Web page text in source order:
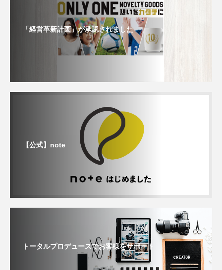
「経営革新計画」が承認されました
【公式】note
トータルプロデュースでお客様をサポート